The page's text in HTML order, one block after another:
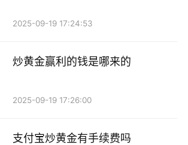
2025-09-19 17:24:53
炒黄金赢利的钱是哪来的
2025-09-19 17:26:00
支付宝炒黄金有手续费吗